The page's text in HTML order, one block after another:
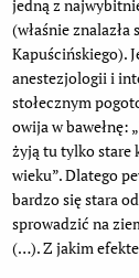
jedną z
(właśnie
Kapuścińskiego).
anestezjologii i
stołecznym
owija w bawełnę:
żyją tu tylko stare
wieku”. Dlatego
bardzo się stara
sprowadzić na
(…). Z jakim